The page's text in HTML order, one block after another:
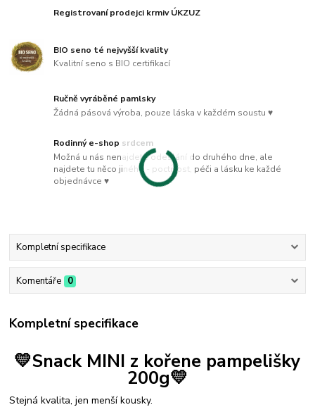
Registrovaní prodejci krmiv ÚKZUZ
BIO seno té nejvyšší kvality
Kvalitní seno s BIO certifikací
Ručně vyráběné pamlsky
Žádná pásová výroba, pouze láska v každém soustu ♥
Rodinný e-shop srdcem
Možná u nás nenajdete odeslání do druhého dne, ale
najdete tu něco jiného - poctivost, péči a lásku ke každé
objednávce ♥
Kompletní specifikace
Komentáře 0
Kompletní specifikace
💛Snack MINI z kořene pampelišky
200g💛
Stejná kvalita, jen menší kousky.